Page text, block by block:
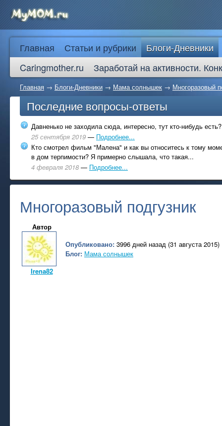
Главная Статьи и рубрики
Блоги-Дневники
Caringmother.ru
Заработай на активности.
Главная → Блоги-Дневники → Мама солнышек → Многоразовый
Последние вопросы-ответы
Давненько не заходила сюда, интересно, тут кто-нибудь есть?
25 сентября 2019 — Подробнее...
Кто смотрел фильм "Малена" и как вы относитесь к тому
в дом терпимости? Я примерно слышала, что такая...
4 февраля 2018 — Подробнее...
Многоразовый подгузник
Автор
Irena82
Опубликовано: 3996 дней назад (31 августа 2015)
Блог: Мама солнышек